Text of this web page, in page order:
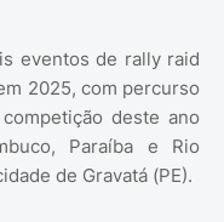
eventos de rally raid
2025, com percurso
deste ano
Paraíba e Rio
de Gravatá (PE).